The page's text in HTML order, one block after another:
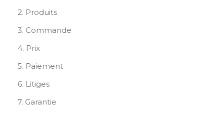
2. Produits
3. Commande
4. Prix
5. Paiement
6. Litiges
7. Garantie